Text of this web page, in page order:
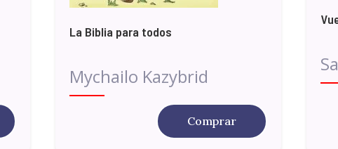
La Biblia para todos
Mychailo Kazybrid
Comprar